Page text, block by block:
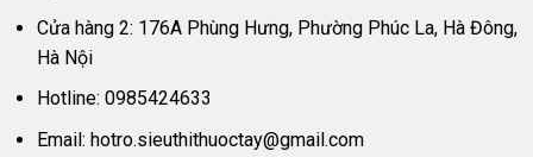
Cửa hàng 2: 176A Phùng Hưng, Phường Phúc La, Hà Đông,
Hà Nội
Hotline: 0985424633
Email: hotro.sieuthithuoctay@gmail.com